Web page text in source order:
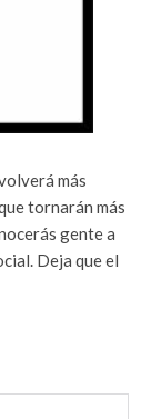
más
tornarán más
gente a
Deja que el